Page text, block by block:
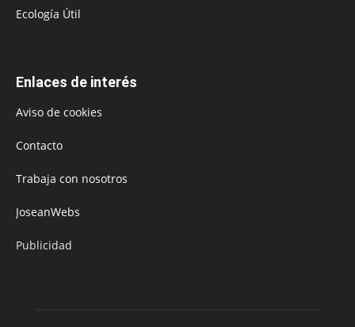
Ecología Útil
Enlaces de interés
Aviso de cookies
Contacto
Trabaja con nosotros
JoseanWebs
Publicidad